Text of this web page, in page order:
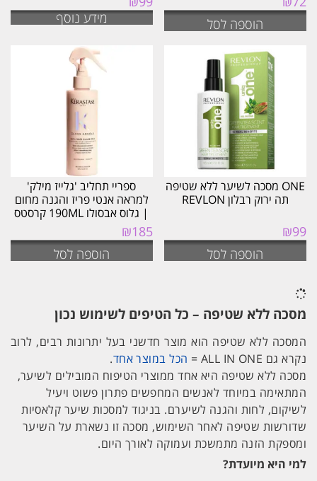
הוספה לסל
מידע נוסף
ONE מסכה לשיער ללא שטיפה
תה ירוק רבלון REVLON
₪99
הוספה לסל
ספריי תחליב 'גלייז מילק'
למראה אנטי פריז והגנה מחום
| גלוס אבסולו 190ML קרסטס
₪185
הוספה לסל
מסכה ללא שטיפה – כל הטיפים לשימוש נכון
המסכה ללא שטיפה הוא מוצר חדשני בעל יתרונות רבים, לרוב
נקרא גם ALL IN ONE =
הכל במוצר אחד.
מסכה ללא שטיפה היא אחד ממוצרי הטיפוח המובילים לשיער,
המתאימה במיוחד לאנשים המחפשים פתרון פשוט ויעיל
לשיקום, לחות והגנה לשיערם. בניגוד למסכות שיער קלאסיות
שדורשות שטיפה לאחר השימוש, מסכה זו נשארת על השיער
ומספקת הזנה מתמשכת ועמוקה לאורך היום.
למי היא מיועדת?